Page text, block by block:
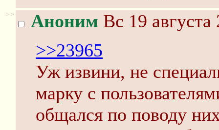
>> Аноним Вс 19
>>23965
Уж извини, не
марку с
общался по поводу